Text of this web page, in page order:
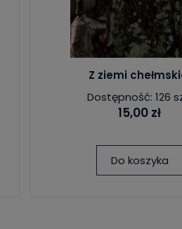
Z ziemi
Dostępność: 126
15,00 zł
Do koszyka